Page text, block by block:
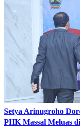
Setya Arinugroho
PHK Massal Meluas